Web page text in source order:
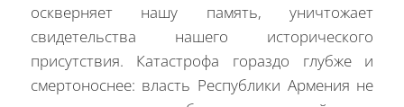
оскверняет нашу память, уничтожает
свидетельства нашего исторического
присутствия. Катастрофа гораздо глубже и
смертоноснее: власть Республики Армения не